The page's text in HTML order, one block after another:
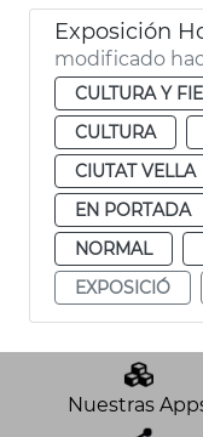
Exposición
modificado
CULTURA Y
CULTURA
CIUTAT VELLA
EN PORTADA
NORMAL
EXPOSICIÓ
Nuestras